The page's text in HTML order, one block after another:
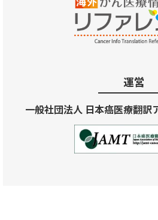
運営
一般社団法人 日本癌医療翻訳